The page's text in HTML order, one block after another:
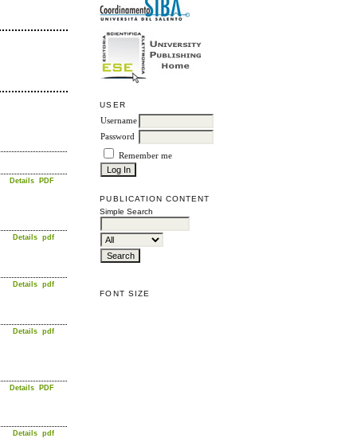
USER
Username
Password
Remember me
PUBLICATION CONTENT
Simple Search
FONT SIZE
Details PDF
Details pdf
Details pdf
Details pdf
Details PDF
Details pdf